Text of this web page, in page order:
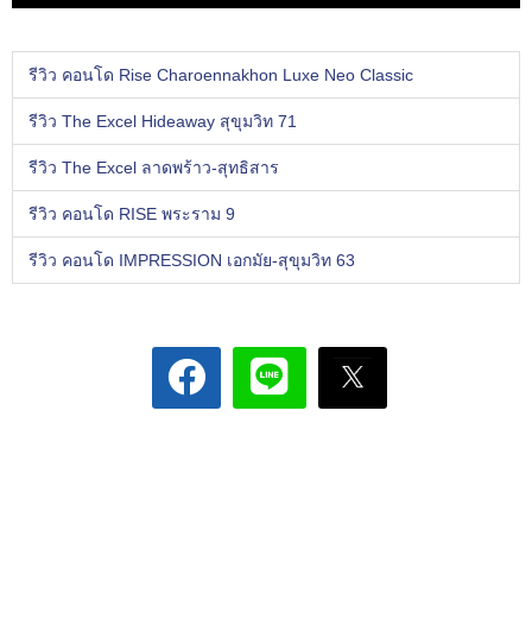
รีวิว คอนโด Rise Charoennakhon Luxe Neo Classic
รีวิว The Excel Hideaway สุขุมวิท 71
รีวิว The Excel ลาดพร้าว-สุทธิสาร
รีวิว คอนโด RISE พระราม 9
รีวิว คอนโด IMPRESSION เอกมัย-สุขุมวิท 63